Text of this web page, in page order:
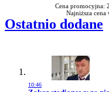
Cena promocyjna:
Najniższa cena
Ostatnio dodane
10:46